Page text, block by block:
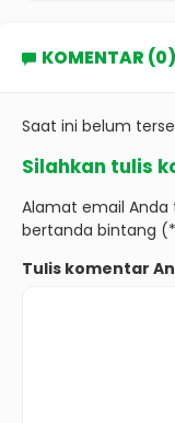
KOMENTAR (0)
Saat ini belum
Silahkan tulis
Alamat email Anda
bertanda bintang
Tulis komentar